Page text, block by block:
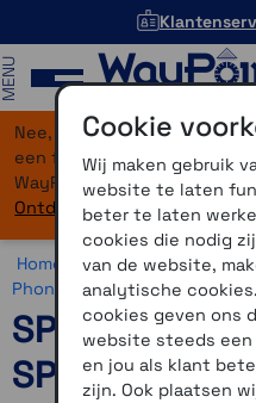
Nee, je bent niet
een flinke upgrade
WayPoint-service, maar
Ontdek hier wat er allemaal
Home >Motor >
Phone Case >SP Connect
SP Connect
SPC+
Cookie
Wij maken gebruik
website te laten
beter te laten
cookies die nodig
van de website,
analytische
cookies geven ons
website steeds
en jou als klant
zijn. Ook plaatsen